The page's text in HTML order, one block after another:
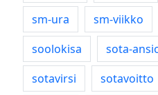
sm-ura
sm-viikko
soolokisa
sota-
sotavirsi
sotavoitto